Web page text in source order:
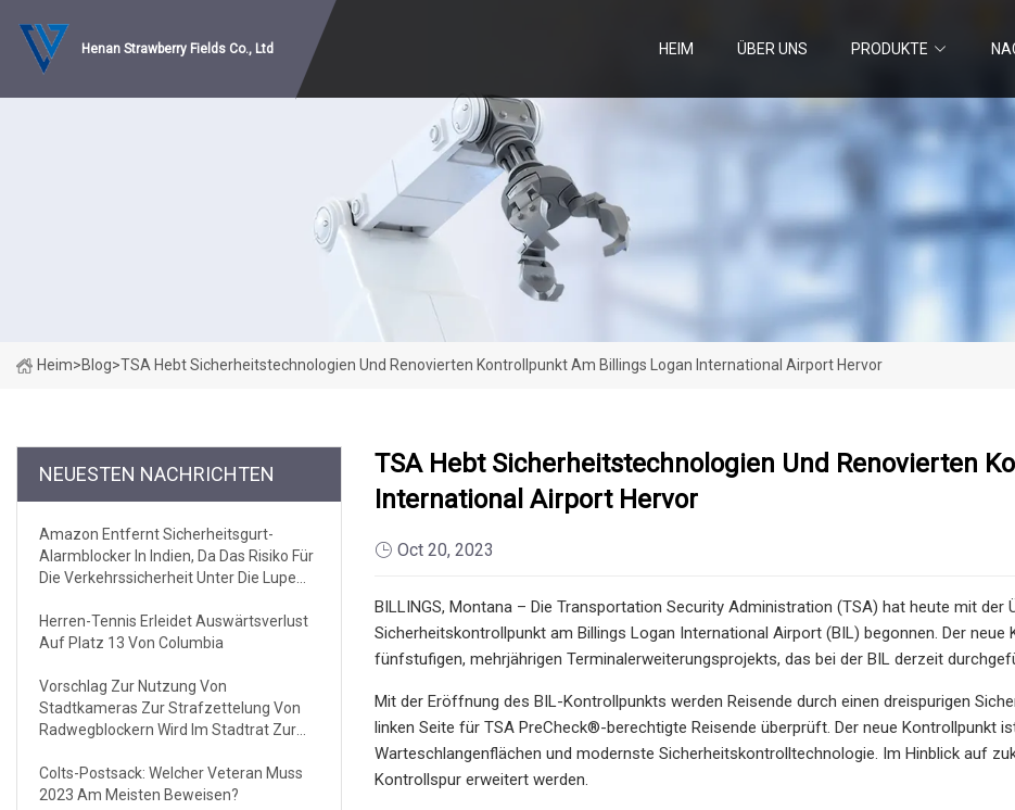
Henan Strawberry Fields Co., Ltd HEIM ÜBER UNS PRODUKTE
Heim>Blog>TSA Hebt Sicherheitstechnologien Und Renovierten Kontrollpunkt Am Billings Logan International Airport Hervor
NEUESTEN NACHRICHTEN
Amazon Entfernt Sicherheitsgurt-
Alarmblocker In Indien, Da Das Risiko Für
Die Verkehrssicherheit Unter Die Lupe
Herren-Tennis Erleidet Auswärtsverlust
Auf Platz 13 Von Columbia
Vorschlag Zur Nutzung Von
Stadtkameras Zur Strafzettelung Von
Radwegblockern Wird Im Stadtrat Zur
Colts-Postsack: Welcher Veteran Muss
2023 Am Meisten Beweisen?
TSA Hebt Sicherheitstechnologien Und Renovierten
International Airport Hervor
Oct 20, 2023
BILLINGS, Montana – Die Transportation Security Administration (TSA) hat heute mit der
Sicherheitskontrollpunkt am Billings Logan International Airport (BIL) begonnen. Der
fünfstufigen, mehrjährigen Terminalerweiterungsprojekts, das bei der BIL derzeit
Mit der Eröffnung des BIL-Kontrollpunkts werden Reisende durch einen dreispurigen
linken Seite für TSA PreCheck®-berechtigte Reisende überprüft. Der neue Kontrollpunkt
Warteschlangenflächen und modernste Sicherheitskontrolltechnologie. Im Hinblick auf
Kontrollspur erweitert werden.